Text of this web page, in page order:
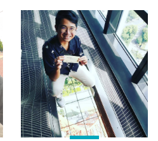
後顧之憂地把握這次寶貴的機
會。這段交換經驗不僅豐富了
我的學習歷程，也讓我更加確
定自己未來的職涯方向，並持
續關注國際政治與社會議題。
已經結婚生子 。而研究所的學
生卻還在學術的道路上追求自
我 ，以及探索未知的極限 。
而中山大學政治學研究所就提
供了這樣一個很棒的場域 。
而研究所的課程也跟之前的求
學歷程不一樣 ，研究所有許多
導讀與討論課 ，學生需要將
paper看完然後吸收讓大家能
搞懂 ，而教授也很鼓勵大家發
言交換意見與想法 ，像我本